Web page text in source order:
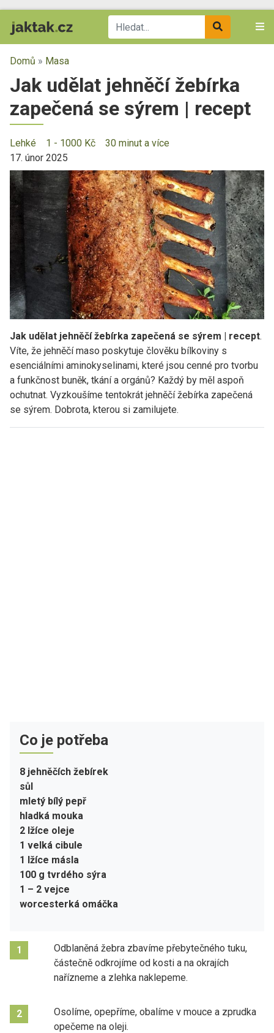
Domů » Masa
Jak udělat jehněčí žebírka
zapečená se sýrem | recept
Lehké 1 - 1000 Kč
30 minut a více
17. únor 2025
Jak udělat jehněčí žebírka zapečená se sýrem | recept.
Víte, že jehněčí maso poskytuje člověku bílkoviny s
esenciálními aminokyselinami, které jsou cenné pro tvorbu
a funkčnost buněk, tkání a orgánů? Každý by měl aspoň
ochutnat. Vyzkoušíme tentokrát jehněčí žebírka zapečená
se sýrem. Dobrota, kterou si zamilujete.
Co je potřeba
8 jehněčích žebírek
sůl
mletý bílý pepř
hladká mouka
2 lžíce oleje
1 velká cibule
1 lžíce másla
100 g tvrdého sýra
1 – 2 vejce
worcesterká omáčka
1
Odblaněná žebra zbavíme přebytečného tuku,
částečně odkrojíme od kosti a na okrajích
nařízneme a zlehka naklepeme.
2
Osolíme, opepříme, obalíme v mouce a zprudka
opečeme na oleji.